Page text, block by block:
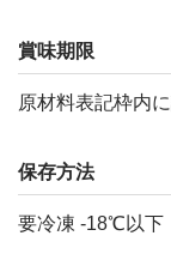
賞味期限
原材料表記枠内
保存方法
要冷凍 -18℃以下